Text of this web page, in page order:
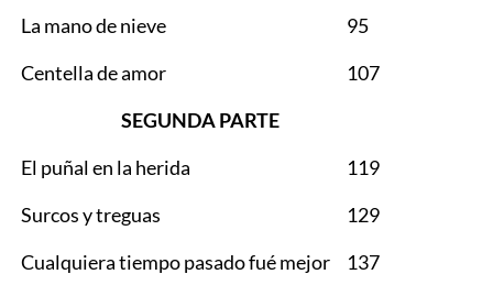
La mano de nieve
95
Centella de amor
107
SEGUNDA PARTE
El puñal en la herida
119
Surcos y treguas
129
Cualquiera tiempo pasado fué mejor
137